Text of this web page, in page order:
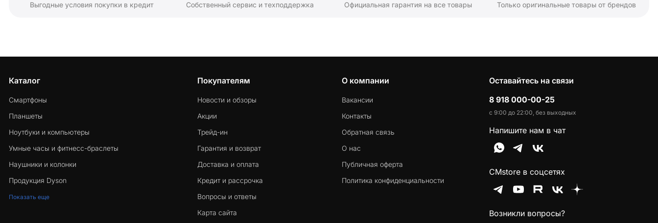
Выгодные условия покупки в кредит Собственный сервис и техподдержка Официальная гарантия на все товары Только оригинальные товары от брендов
Каталог
Смартфоны
Планшеты
Ноутбуки и компьютеры
Умные часы и фитнесс-браслеты
Наушники и колонки
Продукция Dyson
Показать еще
Покупателям
Новости и обзоры
Акции
Трейд-ин
Гарантия и возврат
Доставка и оплата
Кредит и рассрочка
Вопросы и ответы
Карта сайта
О компании
Вакансии
Контакты
Обратная связь
О нас
Публичная оферта
Политика конфиденциальности
Оставайтесь на связи
8 918 000-00-25
с 9:00 до 22:00, без выходных
Напишите нам в чат
CMstore в соцсетях
Возникли вопросы?